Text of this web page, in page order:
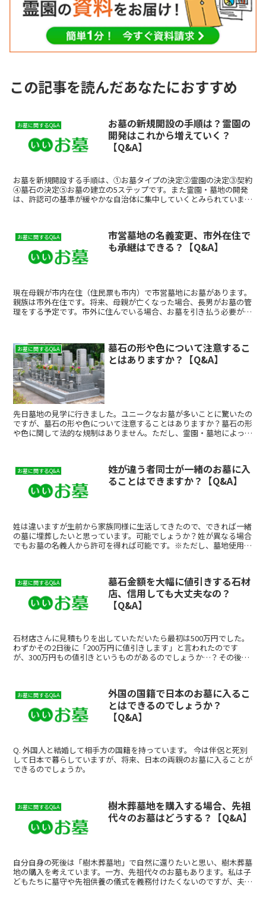
この記事を読んだあなたにおすすめ
お墓に関するQ&A
お墓の新規開設の手順は？霊園の
開発はこれから増えていく？
【Q&A】
お墓を新規開設する手順は、①お墓タイプの決定②霊園の決定③契約
④墓石の決定⑤お墓の建立の5ステップです。また霊園・墓地の開発
は、許認可の基準が緩やかな自治体に集中していくとみられていま
お墓に関するQ&A
市営墓地の名義変更、市外在住で
も承継はできる？【Q&A】
現在母親が市内在住（住民票も市内）で市営墓地にお墓があります。
親族は市外在住です。将来、母親が亡くなった場合、長男がお墓の管
理をする予定です。市外に住んでいる場合、お墓を引き払う必要があ
お墓に関するQ&A
墓石の形や色について注意するこ
とはありますか？【Q&A】
先日墓地の見学に行きました。ユニークなお墓が多いことに驚いたの
ですが、墓石の形や色について注意することはありますか？墓石の形
や色に関して法的な規制はありません。ただし、霊園・墓地によって
お墓に関するQ&A
姓が違う者同士が一緒のお墓に入
ることはできますか？【Q&A】
姓は違いますが生前から家族同様に生活してきたので、できれば一緒
の墓に埋葬したいと思っています。可能でしょうか？姓が異なる場合
でもお墓の名義人から許可を得れば可能です。※ただし、墓地使用規
お墓に関するQ&A
墓石金額を大幅に値引きする石材
店、信用しても大丈夫なの？
【Q&A】
石材店さんに見積もりを出していただいたら最初は500万円でした。
わずかその2日後に「200万円に値引きします」と言われたのです
が、300万円もの値引きというものがあるのでしょうか…？その後
お墓に関するQ&A
外国の国籍で日本のお墓に入るこ
とはできるのでしょうか？
【Q&A】
Q. 外国人と結婚して相手方の国籍を持っています。 今は伴侶と死別
して日本で暮らしていますが、将来、日本の両親のお墓に入ることが
できるのでしょうか。
お墓に関するQ&A
樹木葬墓地を購入する場合、先祖
代々のお墓はどうする？【Q&A】
自分自身の死後は「樹木葬墓地」で自然に還りたいと思い、樹木葬墓
地の購入を考えています。一方、先祖代々のお墓もあります。私は子
どもたちに墓守や先祖供養の儀式を義務付けたくないのですが、夫は